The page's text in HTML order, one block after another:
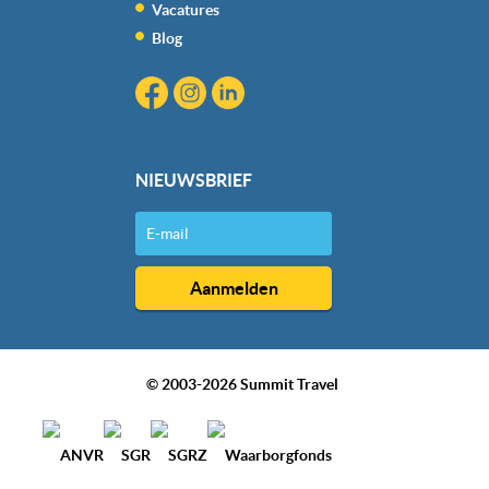
Vacatures
Blog
NIEUWSBRIEF
© 2003-2026 Summit Travel